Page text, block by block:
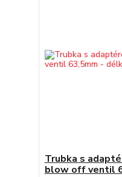
Trubka s
blow off ventil